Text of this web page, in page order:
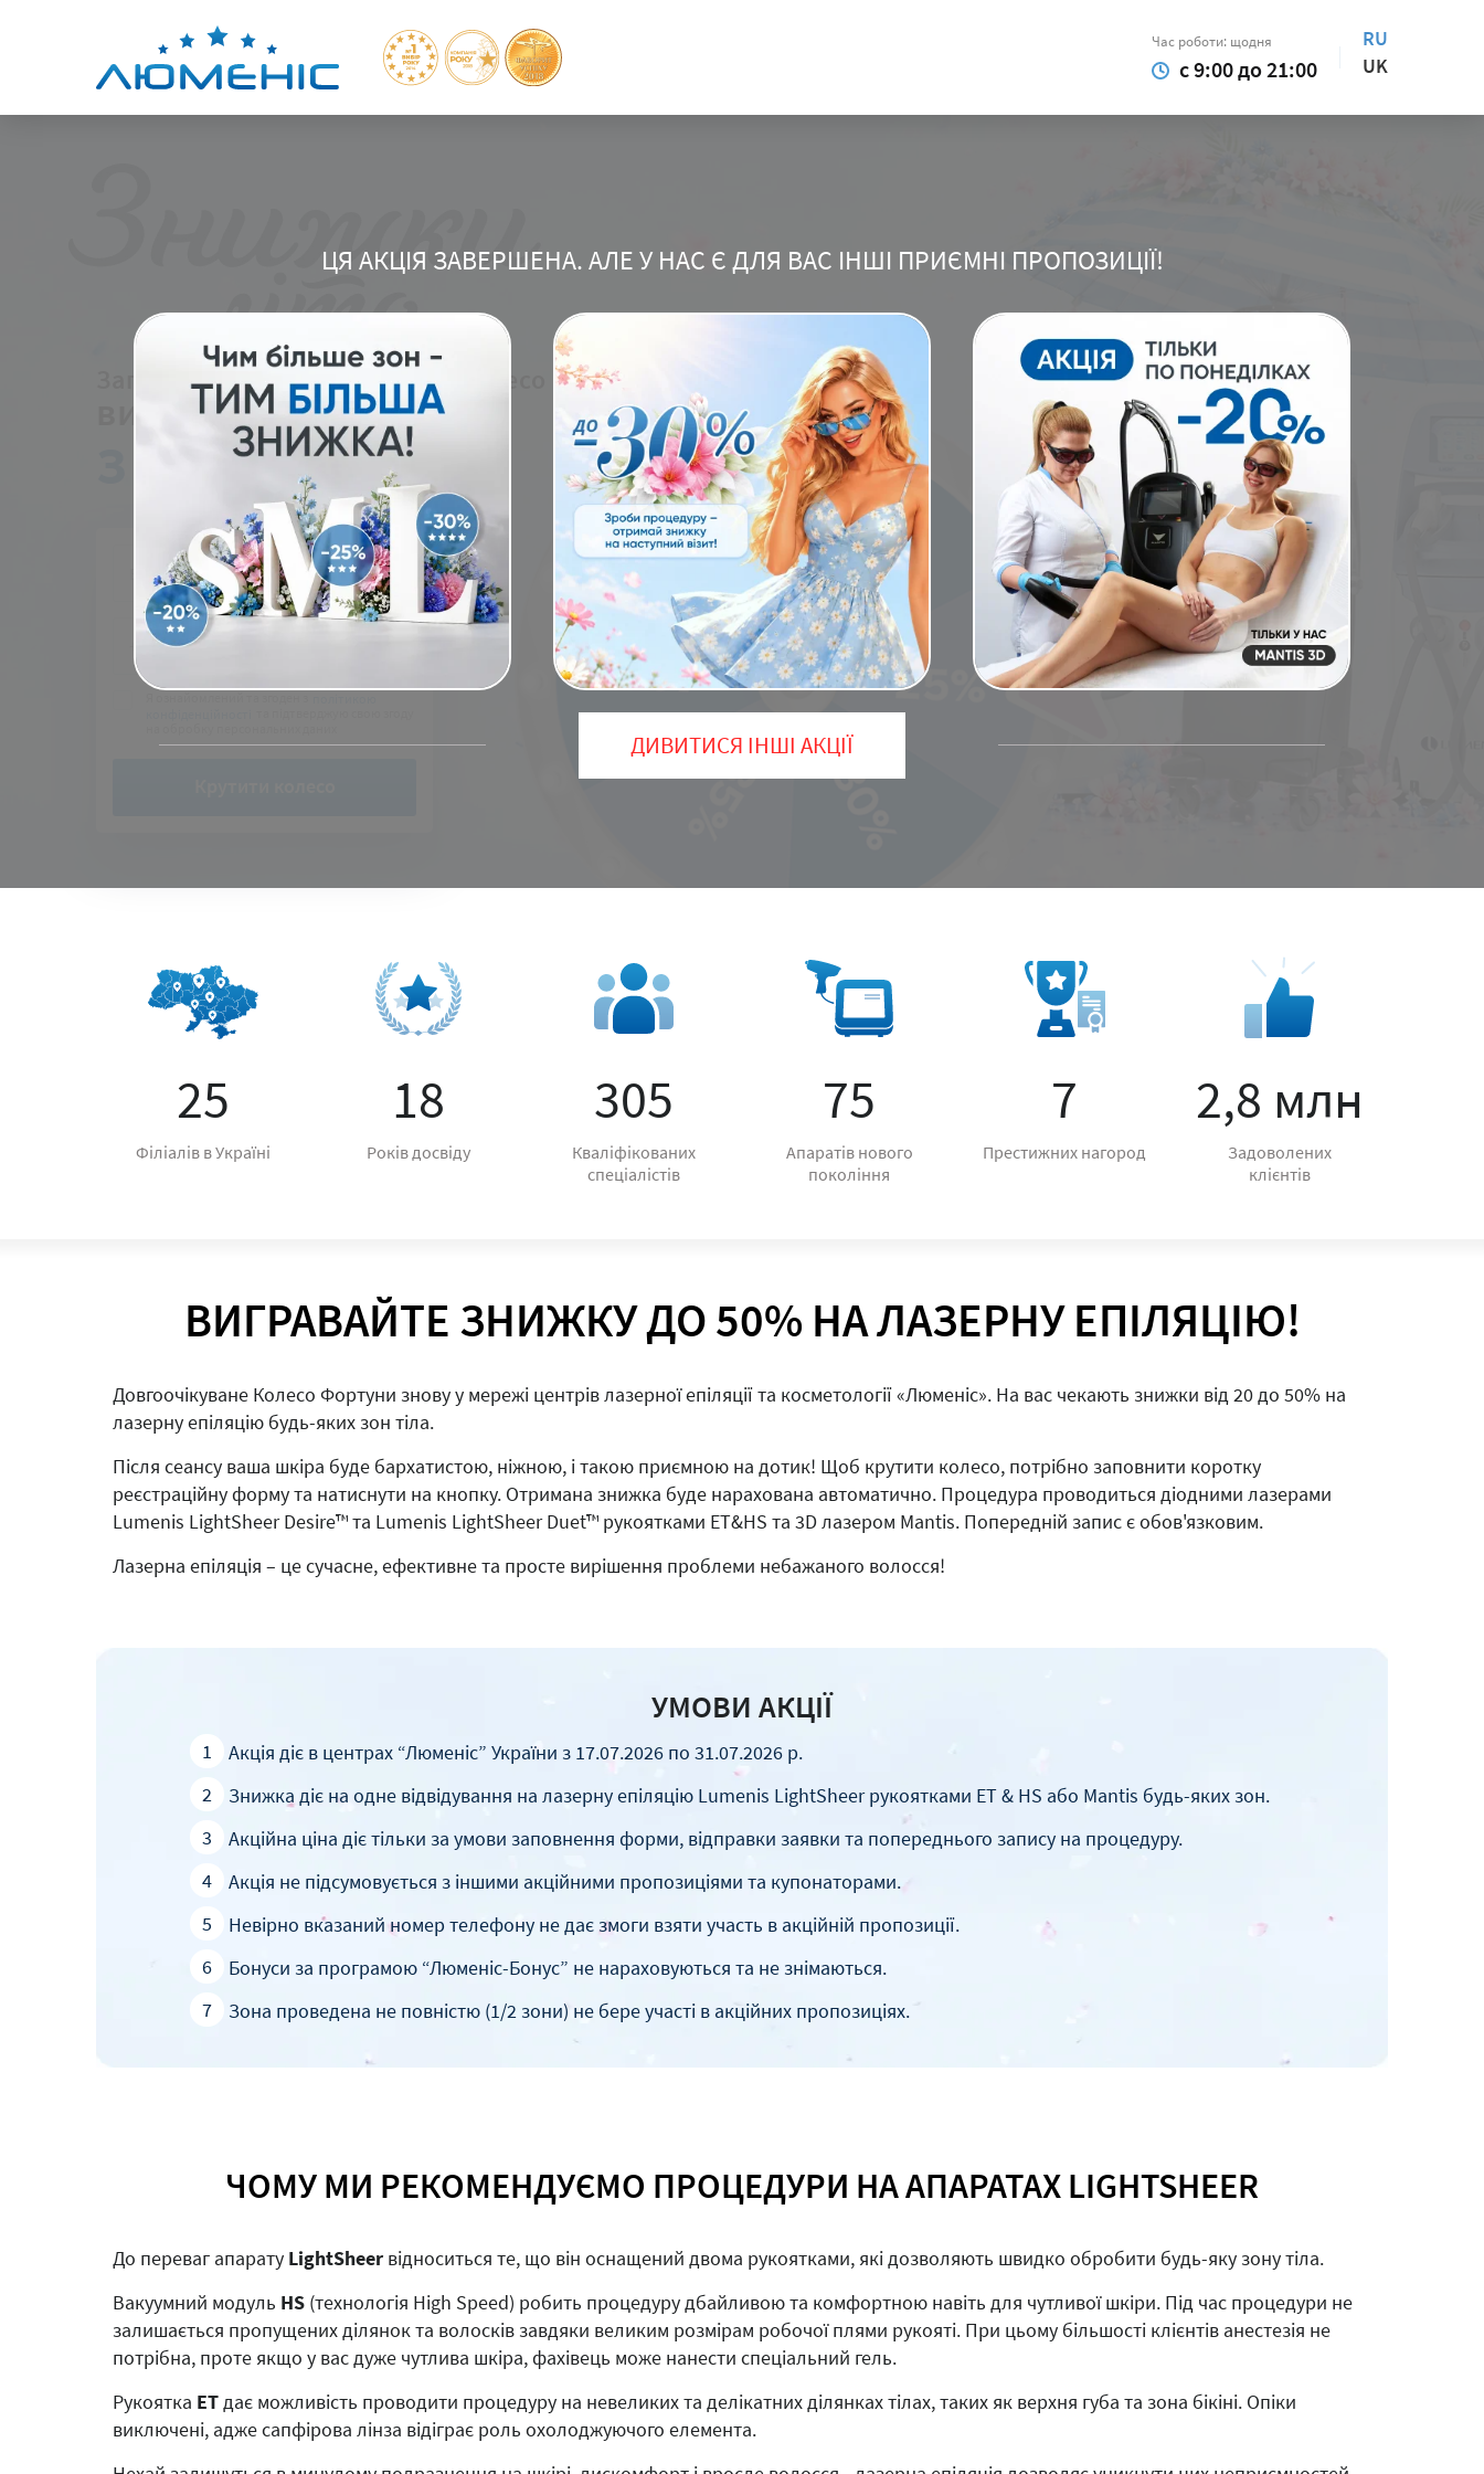
Час роботи: щодня
с 9:00 до 21:00
RU
UK
Заповнюйте форму, крутіть колесо й
вигравайте свою
знижку!
ЦЯ АКЦІЯ ЗАВЕРШЕНА. АЛЕ У НАС Є ДЛЯ ВАС ІНШІ ПРИЄМНІ ПРОПОЗИЦІЇ!
ДИВИТИСЯ ІНШІ АКЦІЇ
25
Філіалів в Україні
18
Років досвіду
305
Кваліфікованих
спеціалістів
75
Апаратів нового
покоління
7
Престижних нагород
2,8 млн
Задоволених
клієнтів
ВИГРАВАЙТЕ ЗНИЖКУ ДО 50% НА ЛАЗЕРНУ ЕПІЛЯЦІЮ!
Довгоочікуване Колесо Фортуни знову у мережі центрів лазерної епіляції та косметології «Люменіс». На вас чекають знижки від 20 до 50% на
лазерну епіляцію будь-яких зон тіла.
Після сеансу ваша шкіра буде бархатистою, ніжною, і такою приємною на дотик! Щоб крутити колесо, потрібно заповнити коротку
реєстраційну форму та натиснути на кнопку. Отримана знижка буде нарахована автоматично. Процедура проводиться діодними лазерами
Lumenis LightSheer Desire™ та Lumenis LightSheer Duet™ рукоятками ET&HS та 3D лазером Mantis. Попередній запис є обов'язковим.
Лазерна епіляція – це сучасне, ефективне та просте вирішення проблеми небажаного волосся!
УМОВИ АКЦІЇ
1
Акція діє в центрах “Люменіс” України з 17.07.2026 по 31.07.2026 р.
2
Знижка діє на одне відвідування на лазерну епіляцію Lumenis LightSheer рукоятками ET & HS або Mantis будь-яких зон.
3
Акційна ціна діє тільки за умови заповнення форми, відправки заявки та попереднього запису на процедуру.
4
Акція не підсумовується з іншими акційними пропозиціями та купонаторами.
5
Невірно вказаний номер телефону не дає змоги взяти участь в акційній пропозиції.
6
Бонуси за програмою “Люменіс-Бонус” не нараховуються та не знімаються.
7
Зона проведена не повністю (1/2 зони) не бере участі в акційних пропозиціях.
ЧОМУ МИ РЕКОМЕНДУЄМО ПРОЦЕДУРИ НА АПАРАТАХ LIGHTSHEER
До переваг апарату LightSheer відноситься те, що він оснащений двома рукоятками, які дозволяють швидко обробити будь-яку зону тіла.
Вакуумний модуль HS (технологія High Speed) робить процедуру дбайливою та комфортною навіть для чутливої шкіри. Під час процедури не
залишається пропущених ділянок та волосків завдяки великим розмірам робочої плями рукояті. При цьому більшості клієнтів анестезія не
потрібна, проте якщо у вас дуже чутлива шкіра, фахівець може нанести спеціальний гель.
Рукоятка ЕТдає можливість проводити процедуру на невеликих та делікатних ділянках тілах, таких як верхня губа та зона бікіні. Опіки
виключені, адже сапфірова лінза відіграє роль охолоджуючого елемента.